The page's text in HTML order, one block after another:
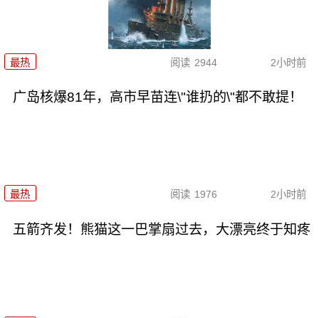
最热 阅读 2944 2小时前
广岛核爆81年，高市早苗连\"谁扔的\"都不敢提！
最热 阅读 1976 2小时前
五箭齐发！熊猫这一巴掌扇过去，大漂亮终于知疼